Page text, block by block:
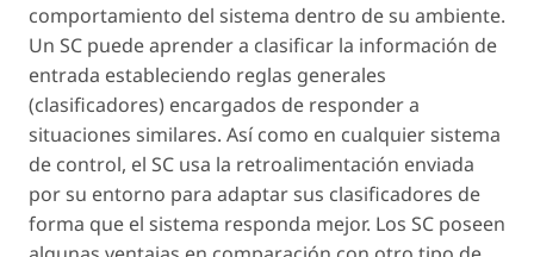
comportamiento del sistema dentro de su ambiente.
Un SC puede aprender a clasificar la información de
entrada estableciendo reglas generales
(clasificadores) encargados de responder a
situaciones similares. Así como en cualquier sistema
de control, el SC usa la retroalimentación enviada
por su entorno para adaptar sus clasificadores de
forma que el sistema responda mejor. Los SC poseen